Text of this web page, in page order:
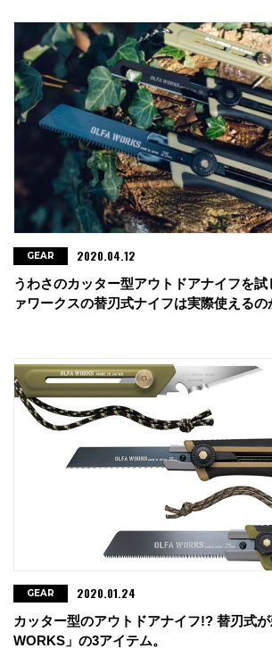
うわさのカッター型アウトドアナイフを
ァワークスの替刃式ナイフは実際使えるの
GEAR 2020.04.12
カッター型のアウトドアナイフ!? 替刃式
WORKS」の3アイテム。
GEAR 2020.01.24